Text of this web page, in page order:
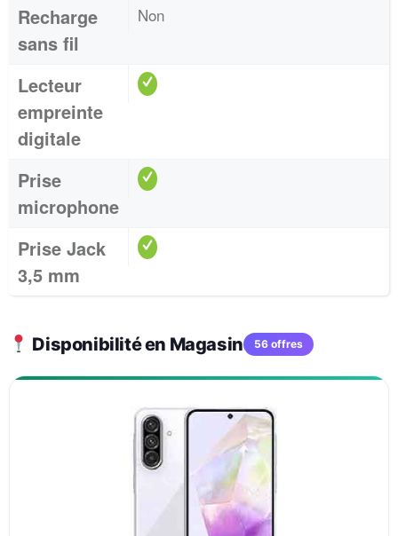
Recharge
sans fil
Non
Lecteur
empreinte
digitale
Prise
microphone
Prise Jack
3,5 mm
Disponibilité en Magasin 56 offres